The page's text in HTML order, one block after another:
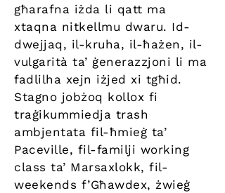
għarafna iżda li qatt ma
xtaqna nitkellmu dwaru. Id-
dwejjaq, il-kruha, il-ħażen, il-
vulgarità ta’ ġenerazzjoni li ma
fadlilha xejn iżjed xi tgħid.
Stagno jobżoq kollox fi
traġikummiedja trash
ambjentata fil-ħmieġ ta’
Paceville, fil-familji working
class ta’ Marsaxlokk, fil-
weekends f’Għawdex, żwieġ